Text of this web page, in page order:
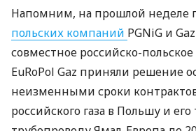
Напомним, на прошлой неделе
польских компаний PGNiG и
совместное российско-
EuRoPol Gaz приняли решение
неизменными сроки
российского газа в Польшу и